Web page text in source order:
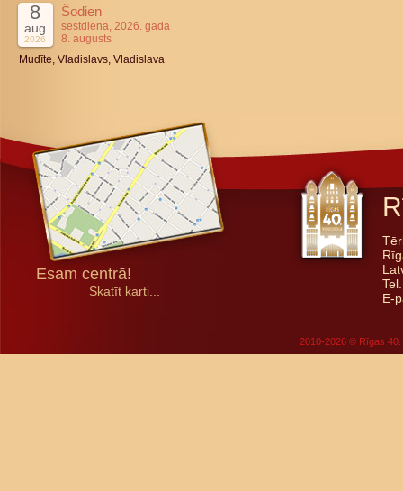
8
aug
2026
Šodien
sestdiena, 2026. gada
8. augusts
Mudīte, Vladislavs, Vladislava
Esam centrā!
Skatīt karti...
E-
2010-2026 © Rīgas